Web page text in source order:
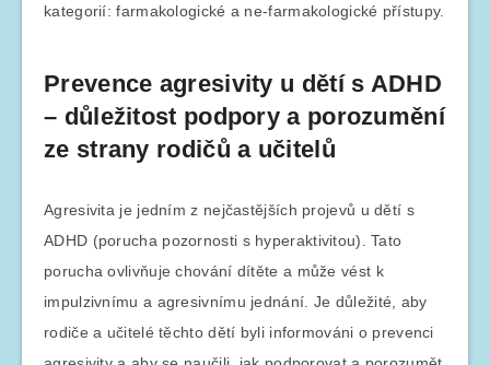
kategorií: farmakologické a ne-farmakologické přístupy.
Prevence agresivity u dětí s ADHD
– důležitost podpory a porozumění
ze strany rodičů a učitelů
Agresivita je jedním z nejčastějších projevů u dětí s
ADHD (porucha pozornosti s hyperaktivitou). Tato
porucha ovlivňuje chování dítěte a může vést k
impulzivnímu a agresivnímu jednání. Je důležité, aby
rodiče a učitelé těchto dětí byli informováni o prevenci